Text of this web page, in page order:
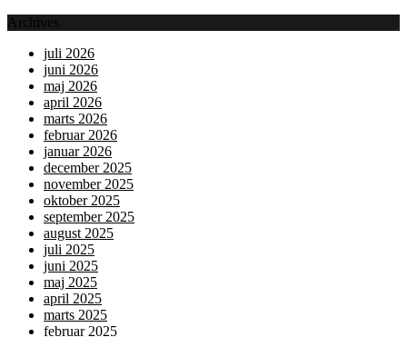
Archives
juli 2026
juni 2026
maj 2026
april 2026
marts 2026
februar 2026
januar 2026
december 2025
november 2025
oktober 2025
september 2025
august 2025
juli 2025
juni 2025
maj 2025
april 2025
marts 2025
februar 2025